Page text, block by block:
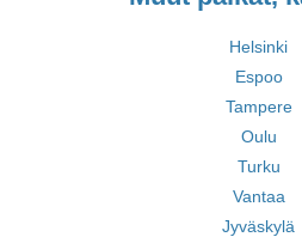
Helsinki
Espoo
Tampere
Oulu
Turku
Vantaa
Jyväskylä